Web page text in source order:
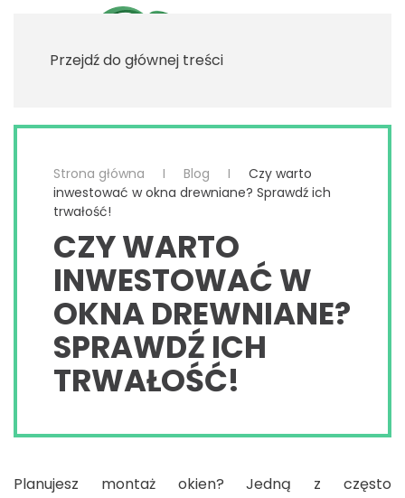
Przejdź do głównej treści
Strona główna Blog
Czy warto
inwestować w okna drewniane? Sprawdź ich
trwałość!
CZY WARTO
INWESTOWAĆ W
OKNA DREWNIANE?
SPRAWDŹ ICH
TRWAŁOŚĆ!
Planujesz montaż okien? Jedną z często